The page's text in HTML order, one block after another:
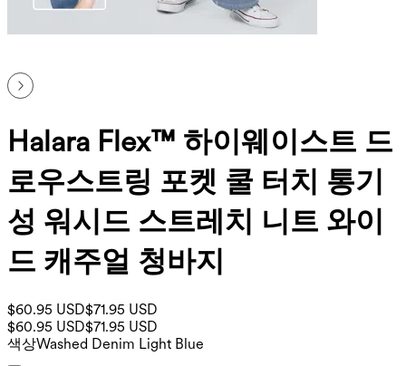
Halara Flex™ 하이웨이스트 드
로우스트링 포켓 쿨 터치 통기
성 워시드 스트레치 니트 와이
드 캐주얼 청바지
$60.95 USD$71.95 USD
$60.95 USD$71.95 USD
색상Washed Denim Light Blue